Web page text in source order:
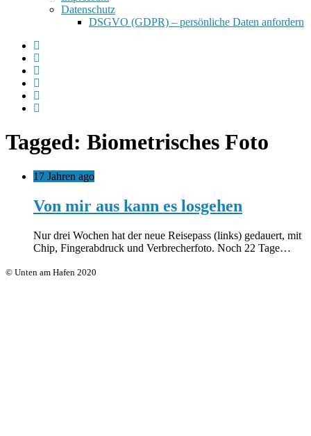
Datenschutz
DSGVO (GDPR) – persönliche Daten anfordern
Tagged: Biometrisches Foto
17 Jahren ago
Von mir aus kann es losgehen
Nur drei Wochen hat der neue Reisepass (links) gedauert, mit
Chip, Fingerabdruck und Verbrecherfoto. Noch 22 Tage…
© Unten am Hafen 2020